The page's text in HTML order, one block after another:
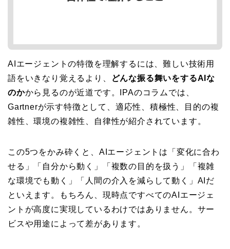
AIエージェントの特徴を理解するには、難しい技術用
語をいきなり覚えるより、
どんな振る舞いをするAIな
のかから見るのが近道です。IPAのコラムでは、
Gartnerが示す特徴として、適応性、積極性、目的の複
雑性、環境の複雑性、自律性が紹介されています。
この5つをかみ砕くと、AIエージェントは「変化に合わ
せる」「自分から動く」「複数の目的を扱う」「複雑
な環境でも動く」「人間の介入を減らして動く」AIだ
といえます。もちろん、現時点ですべてのAIエージェ
ントが高度に実現しているわけではありません。サー
ビスや用途によって差があります。